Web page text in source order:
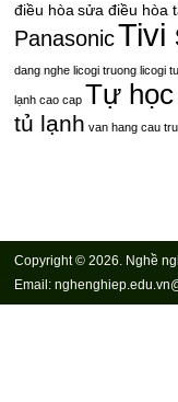
điều hòa sửa điều hòa
PanasonicTivi
dang nghe licogi truong licogi
lạnh cao cap Tự
tủ lạnh van hang cau
Copyright © 2026. Nghề
Email: